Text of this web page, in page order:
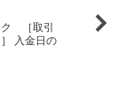
ク ［取引
入金日の